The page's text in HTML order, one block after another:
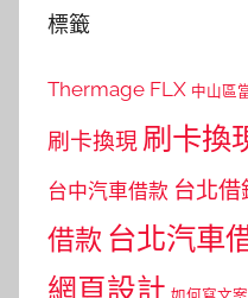
標籤
Thermage FLX 中山區
刷卡換現 刷卡換
台中汽車借款 台北借
借款 台北汽車
網頁設計